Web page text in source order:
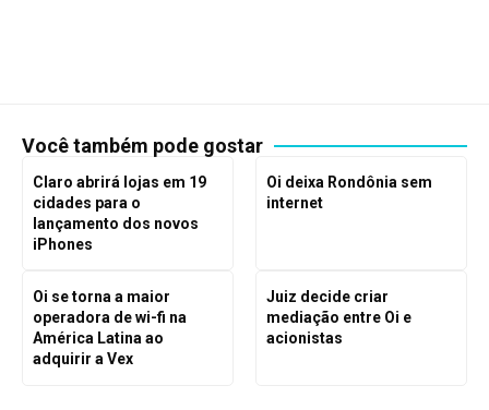
Você também pode gostar
Claro abrirá lojas em 19
cidades para o
lançamento dos novos
iPhones
Oi deixa Rondônia sem
internet
Oi se torna a maior
operadora de wi-fi na
América Latina ao
adquirir a Vex
Juiz decide criar
mediação entre Oi e
acionistas